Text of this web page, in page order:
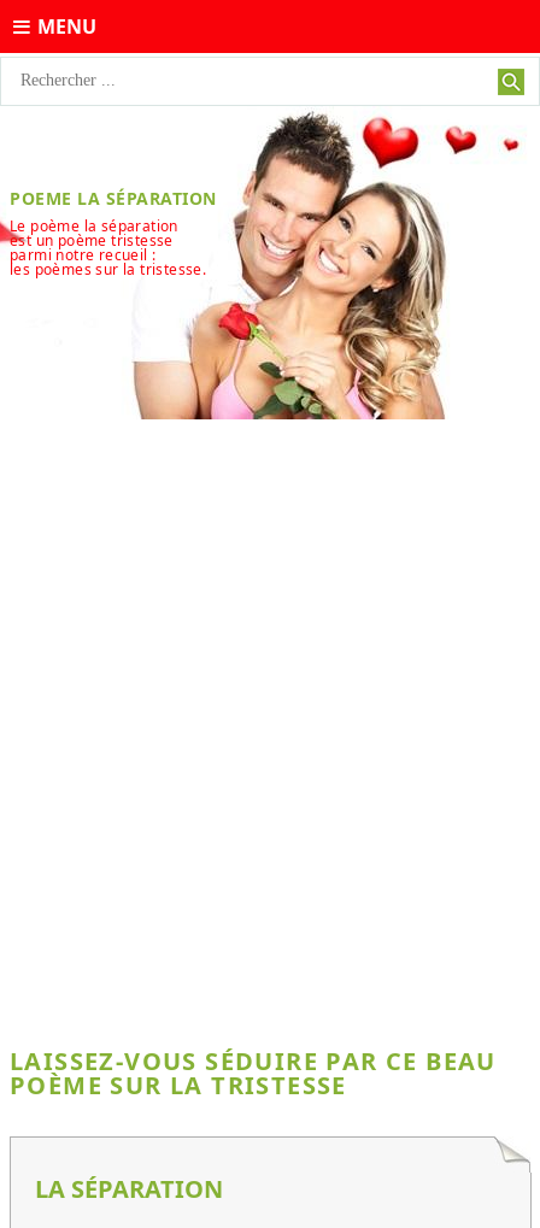
MENU
POEME LA SÉPARATION
Le poème la séparation
est un poème tristesse
parmi notre recueil :
les poèmes sur la tristesse.
LAISSEZ-VOUS SÉDUIRE PAR CE BEAU
POÈME SUR LA TRISTESSE
LA SÉPARATION